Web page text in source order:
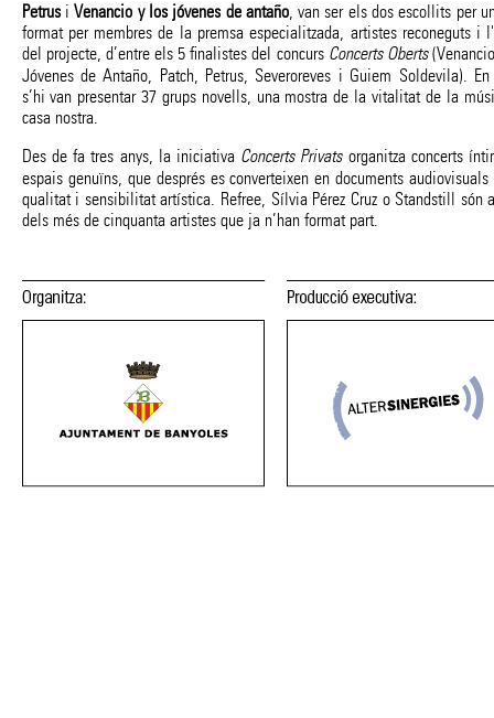
PetrusiVenancio y los jóvenes de antaño, van ser els dos escollits per
format per membres de la premsa especialitzada, artistes reconeguts i
del projecte, d’entre els 5 finalistes del concurs Concerts Oberts
Jóvenes de Antaño, Patch, Petrus, Severoreves i Guiem Soldevila).
s’hi van presentar 37 grups novells, una mostra de la vitalitat de la
casa nostra.
Des de fa tres anys, la iniciativa Concerts Privatsorganitza concerts
espais genuïns, que després es converteixen en documents
qualitat i sensibilitat artística. Refree, Sílvia Pérez Cruz o Standstill són
dels més de cinquanta artistes que ja n’han format part.